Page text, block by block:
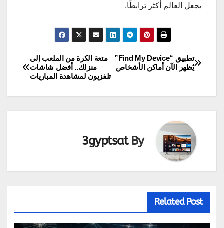
يجعل العالم أكثر ترابطًا.
تصفّح
متعة الكرة من الملعب إلى
منزلك.. أفضل شاشات
تلفزيون لمشاهدة المباريات
تطبيق “Find My Device”
يُظهر الآن أماكن الأشخاص
By
3gyptsat
Related Post